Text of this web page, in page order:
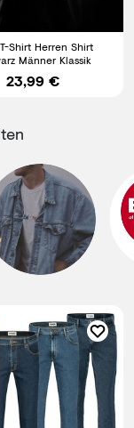
Shirt Herren Shirt
Männer Klassik
23,99 €